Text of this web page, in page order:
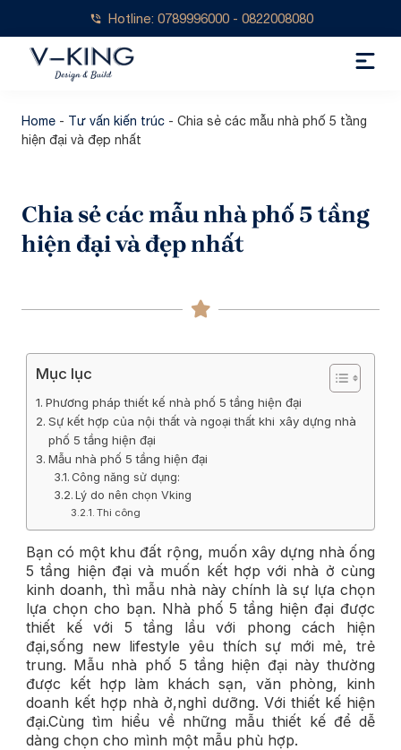
Hotline: 0789996000 - 0822008080
Home - Tư vấn kiến trúc - Chia sẻ các mẫu nhà phố 5 tầng
hiện đại và đẹp nhất
Chia sẻ các mẫu nhà phố 5 tầng
hiện đại và đẹp nhất
Mục lục
Phương pháp thiết kế nhà phố 5 tầng hiện đại
Sự kết hợp của nội thất và ngoại thất khi xây dựng nhà
phố 5 tầng hiện đại
Mẫu nhà phố 5 tầng hiện đại
Công năng sử dụng:
Lý do nên chọn Vking
Thi công
Bạn có một khu đất rộng, muốn xây dựng nhà ống
5 tầng hiện đại và muốn kết hợp với nhà ở cùng
kinh doanh, thì mẫu nhà này chính là sự lựa chọn
lựa chọn cho bạn. Nhà phố 5 tầng hiện đại được
thiết kế với 5 tầng lầu với phong cách hiện
đại,sống new lifestyle yêu thích sự mới mẻ, trẻ
trung. Mẫu nhà phố 5 tầng hiện đại này thường
được kết hợp làm khách sạn, văn phòng, kinh
doanh kết hợp nhà ở,nghỉ dưỡng. Với thiết kế hiện
đại.Cùng tìm hiểu về những mẫu thiết kế để dễ
dàng chọn cho mình một mẫu phù hợp.